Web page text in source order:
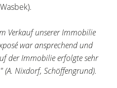
Verkauf unserer Immobilie
war ansprechend und
der Immobilie erfolgte sehr
Nixdorf, Schöffengrund).